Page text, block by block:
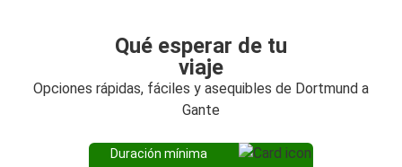
Qué esperar de tu
viaje
Opciones rápidas, fáciles y asequibles de Dortmund a
Gante
Duración mínima